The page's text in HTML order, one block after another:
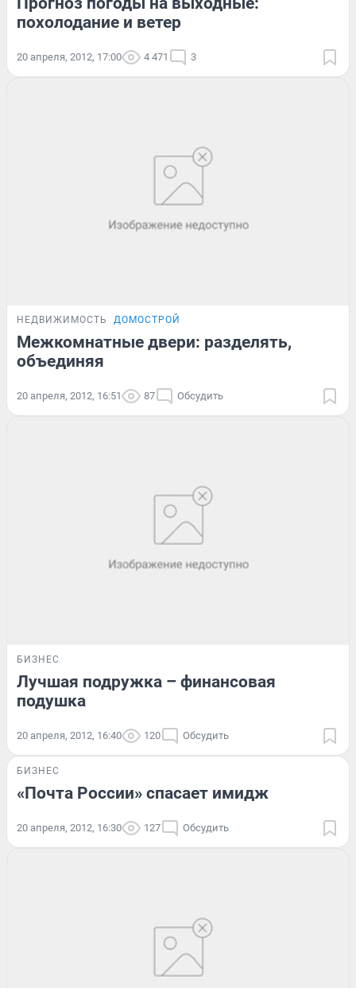
похолодание и ветер
20 апреля, 2012, 17:00 4 471 3
НЕДВИЖИМОСТЬ ДОМОСТРОЙ
Межкомнатные двери: разделять,
объединяя
20 апреля, 2012, 16:51 87 Обсудить
БИЗНЕС
Лучшая подружка – финансовая
подушка
20 апреля, 2012, 16:40 120 Обсудить
БИЗНЕС
«Почта России» спасает имидж
20 апреля, 2012, 16:30 127 Обсудить